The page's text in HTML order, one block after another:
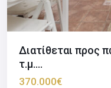
Διατίθεται προς
τ.μ....
370.000€